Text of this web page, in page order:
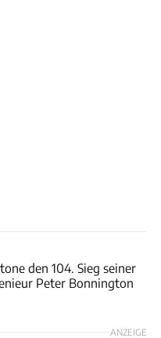
den 104. Sieg seiner
Peter Bonnington
ANZEIGE